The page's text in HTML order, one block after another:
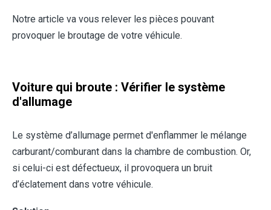
Notre article va vous relever les pièces pouvant
provoquer le broutage de votre véhicule.
Voiture qui broute : Vérifier le système
d'allumage
Le système d’allumage permet d'enflammer le mélange
carburant/comburant dans la chambre de combustion. Or,
si celui-ci est défectueux, il provoquera un bruit
d’éclatement dans votre véhicule.